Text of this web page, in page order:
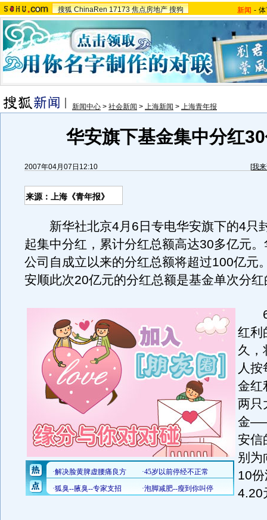
搜狐 ChinaRen 17173 焦点房地产 搜狗 新闻 -
新闻中心 > 社会新闻 > 上海新闻 > 上海青年报
华安旗下基金集中分红
2007年04月07日12:10 [我
来源：上海《青年报》
新华社北京4月6日专电华安旗下的4只
起集中分红，累计分红总额高达30多亿元
公司自成立以来的分红总额将超过100亿元
安顺此次20亿元的分红总额是基金单次分
6
红利
久，
人
金红
两只
金
安信
别为
10
4.20